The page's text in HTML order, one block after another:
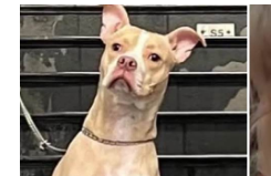
movimentada estação de